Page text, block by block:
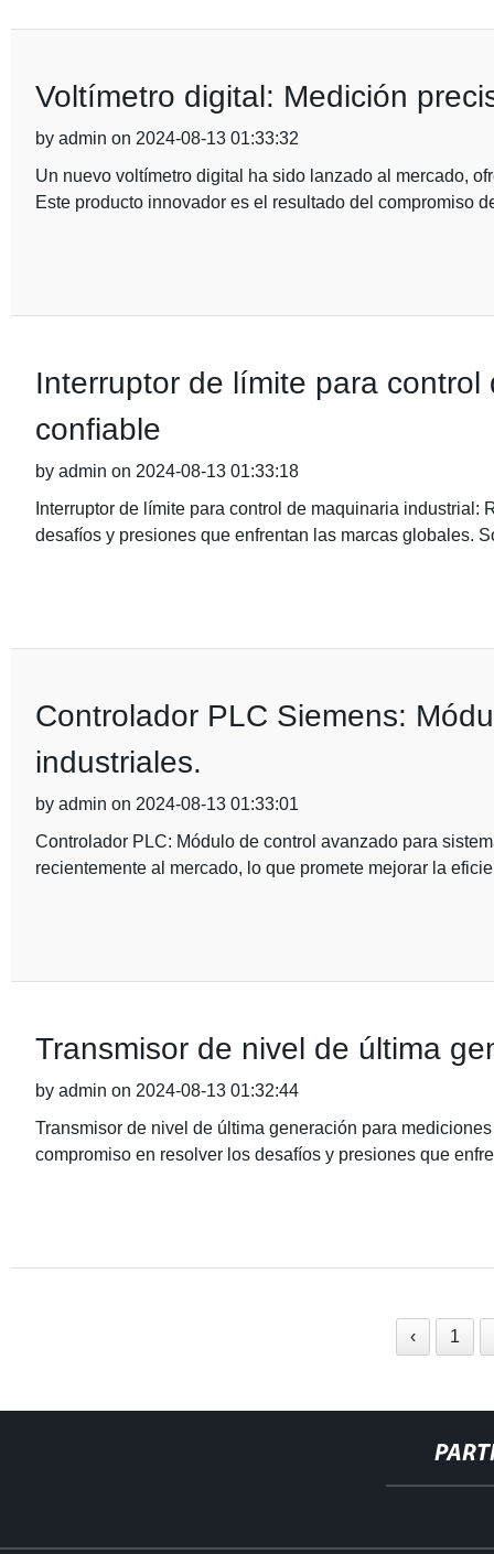
Voltímetro digital: Medición
by admin on 2024-08-13 01:33:32
Un nuevo voltímetro digital ha sido lanzado al mercado,
Este producto innovador es el resultado del compromiso
Interruptor de límite para
confiable
by admin on 2024-08-13 01:33:18
Interruptor de límite para control de maquinaria
desafíos y presiones que enfrentan las marcas globales.
Controlador PLC Siemens:
industriales.
by admin on 2024-08-13 01:33:01
Controlador PLC: Módulo de control avanzado para
recientemente al mercado, lo que promete mejorar la
Transmisor de nivel de última
by admin on 2024-08-13 01:32:44
Transmisor de nivel de última generación para
compromiso en resolver los desafíos y presiones que
‹ 1